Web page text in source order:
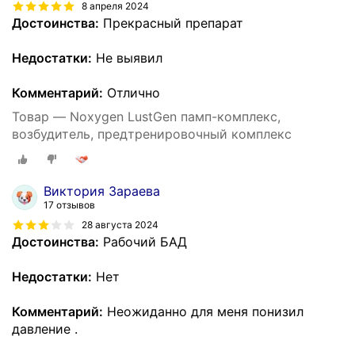
8 апреля 2024
Достоинства: Прекрасный препарат
Недостатки: Не выявил
Комментарий: Отлично
Товар — Noxygen LustGen памп-комплекс,
возбудитель, предтренировочный комплекс
Виктория Зараева
17 отзывов
28 августа 2024
Достоинства: Рабочий БАД
Недостатки: Нет
Комментарий: Неожиданно для меня понизил
давление .